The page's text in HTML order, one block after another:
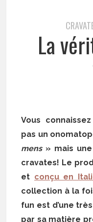
La
Vous
pas un
mens» mais
cravates! Le
et conçu en
collection à la
fun est d’une
par sa matière